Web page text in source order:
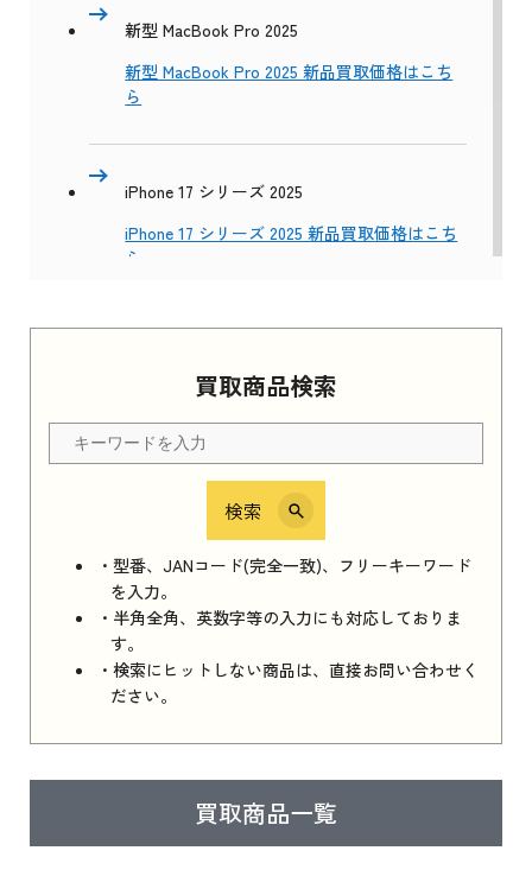
買取商品検索
検索
・型番、JANコード(完全一致)、フリーキーワード
を入力。
・半角全角、英数字等の入力にも対応しておりま
す。
・検索にヒットしない商品は、直接お問い合わせく
ださい。
買取商品一覧
新型 MacBook Pro 2025
新型 MacBook Pro 2025 新品買取価格はこち
ら
iPhone 17 シリーズ 2025
iPhone 17 シリーズ 2025 新品買取価格はこち
ら
Apple Watch Series 11 2025 新品買取価格はこ
ちら
iPhone 16e シリーズ 2025
iPhone 16e シリーズ 2025 新品買取価格はこち
ら
iPad 11インチ 2025年春モデル
はこちら